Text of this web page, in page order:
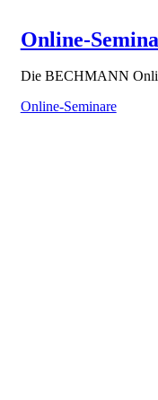
Online-
Die BECHMANN
Online-Seminare